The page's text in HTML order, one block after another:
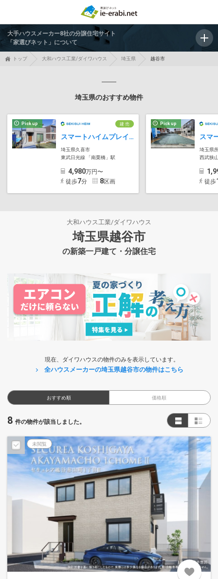
大手ハウスメーカー8社の分譲住宅サイト
「家選びネット」について
トップ 大和ハウス工業/ダイワハウス 埼玉県 越谷市
埼玉県のおすすめ物件
Pick up 建 売
スマートハイムプレイス久喜市南栗橋
埼玉県久喜市
東武日光線 「南栗橋」駅
4,980万円〜
徒歩7分 8区画
Pick up
埼玉県
西武狭
徒歩
大和ハウス工業/ダイワハウス
埼玉県越谷市
の新築一戸建て・分譲住宅
現在、ダイワハウスの物件のみを表示しています。
全ハウスメーカーの埼玉県越谷市の物件はこちら
おすすめ順 価格順
8 件の物件が該当しました。
未閲覧